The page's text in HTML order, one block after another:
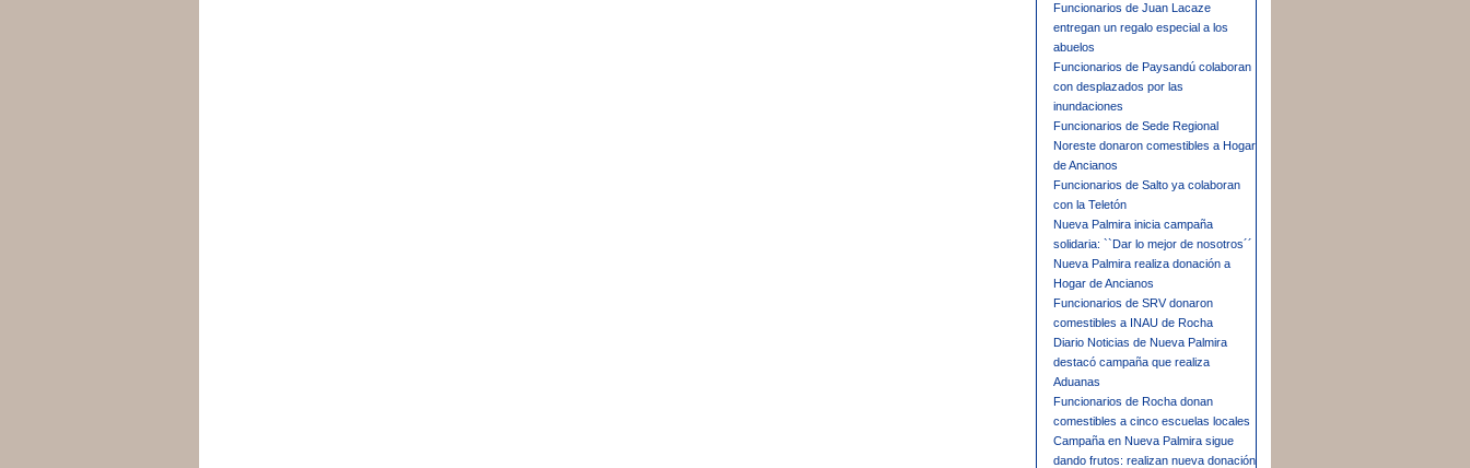
Funcionarios de Juan Lacaze
entregan un regalo especial a los
abuelos
Funcionarios de Paysandú colaboran
con desplazados por las
inundaciones
Funcionarios de Sede Regional
Noreste donaron comestibles a Hogar
de Ancianos
Funcionarios de Salto ya colaboran
con la Teletón
Nueva Palmira inicia campaña
solidaria: ``Dar lo mejor de nosotros´´
Nueva Palmira realiza donación a
Hogar de Ancianos
Funcionarios de SRV donaron
comestibles a INAU de Rocha
Diario Noticias de Nueva Palmira
destacó campaña que realiza
Aduanas
Funcionarios de Rocha donan
comestibles a cinco escuelas locales
Campaña en Nueva Palmira sigue
dando frutos: realizan nueva donación